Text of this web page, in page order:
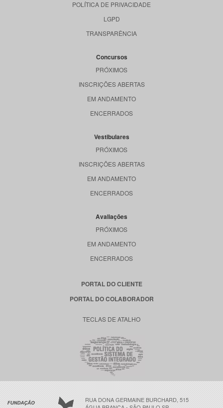
POLÍTICA DE PRIVACIDADE
LGPD
TRANSPARÊNCIA
Concursos
PRÓXIMOS
INSCRIÇÕES ABERTAS
EM ANDAMENTO
ENCERRADOS
Vestibulares
PRÓXIMOS
INSCRIÇÕES ABERTAS
EM ANDAMENTO
ENCERRADOS
Avaliações
PRÓXIMOS
EM ANDAMENTO
ENCERRADOS
PORTAL DO CLIENTE
PORTAL DO COLABORADOR
TECLAS DE ATALHO
RUA DONA GERMAINE BURCHARD, 515